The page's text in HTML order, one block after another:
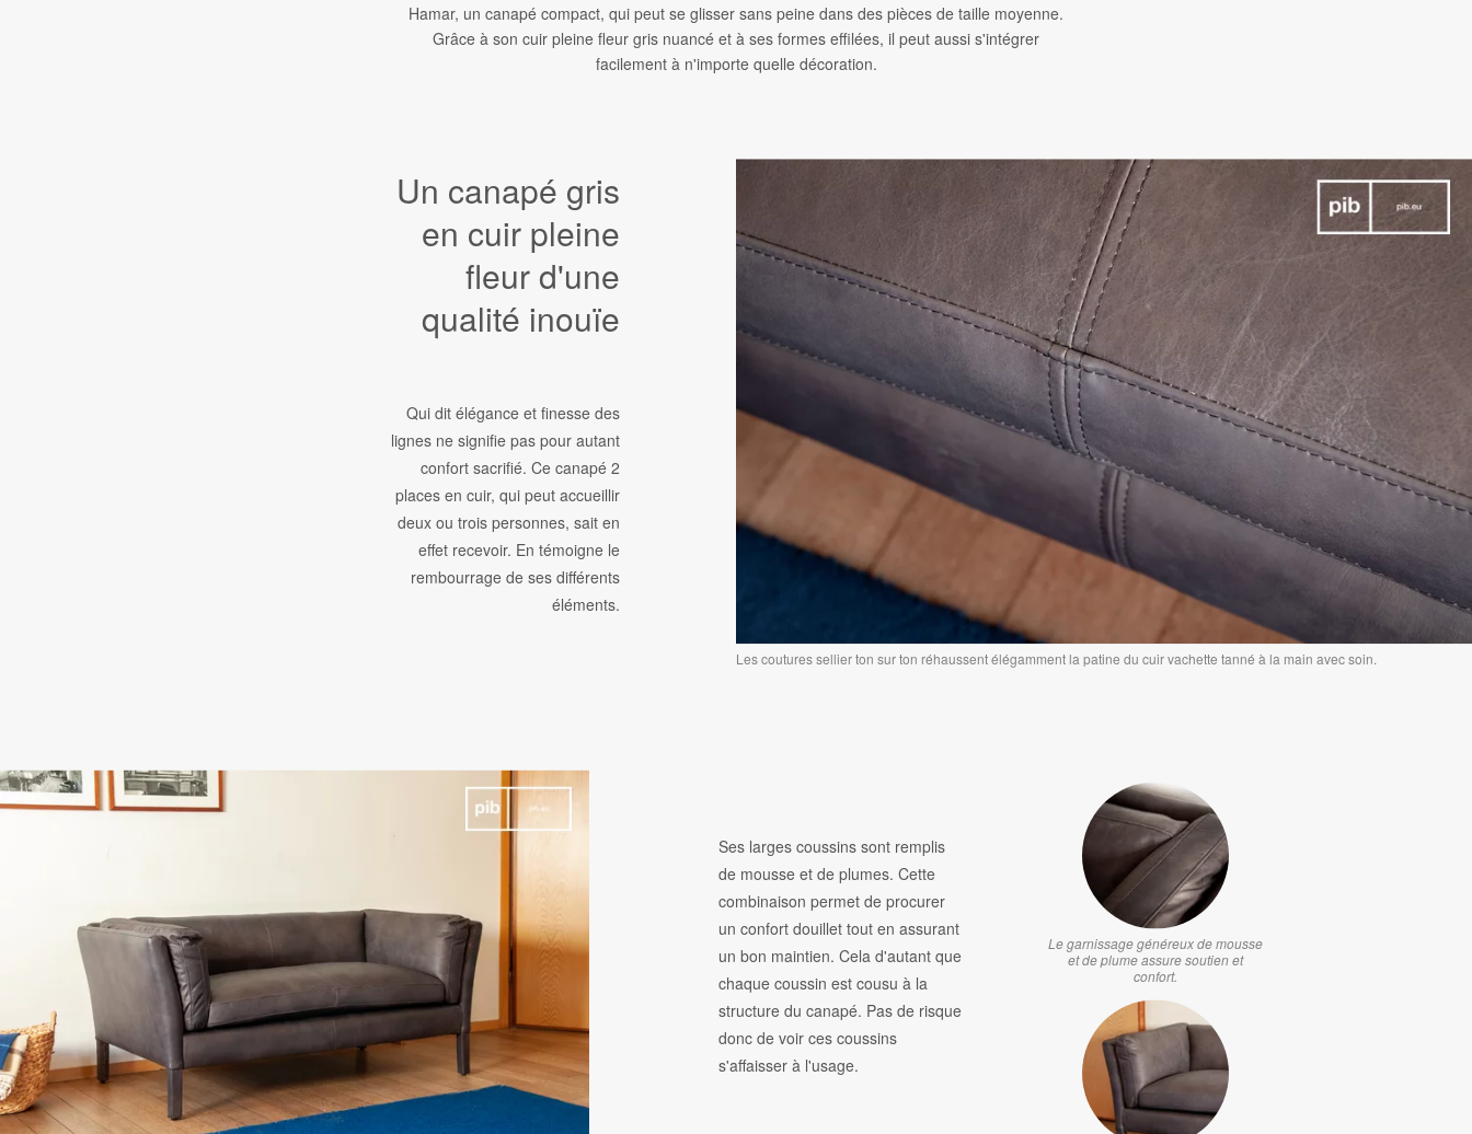
Hamar, un canapé compact, qui peut se glisser sans peine dans des pièces de taille moyenne.
Grâce à son cuir pleine fleur gris nuancé et à ses formes effilées, il peut aussi s'intégrer
facilement à n'importe quelle décoration.
Les coutures sellier ton sur ton réhaussent élégamment la patine du cuir vachette tanné à la main avec soin.
Un canapé gris
en cuir pleine
fleur d'une
qualité inouïe
Qui dit élégance et finesse des
lignes ne signifie pas pour autant
confort sacrifié. Ce canapé 2
places en cuir, qui peut accueillir
deux ou trois personnes, sait en
effet recevoir. En témoigne le
rembourrage de ses différents
éléments.
Ses larges coussins sont remplis
de mousse et de plumes. Cette
combinaison permet de procurer
un confort douillet tout en assurant
un bon maintien. Cela d'autant que
chaque coussin est cousu à la
structure du canapé. Pas de risque
donc de voir ces coussins
s'affaisser à l'usage.
Le garnissage généreux de mousse
et de plume assure soutien et
confort.